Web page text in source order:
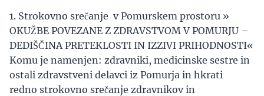
1. Strokovno srečanje v Pomurskem prostoru »
OKUŽBE POVEZANE Z ZDRAVSTVOM V POMURJU –
DEDIŠČINA PRETEKLOSTI IN IZZIVI PRIHODNOSTI«
Komu je namenjen: zdravniki, medicinske sestre in
ostali zdravstveni delavci iz Pomurja in hkrati
redno strokovno srečanje zdravnikov in